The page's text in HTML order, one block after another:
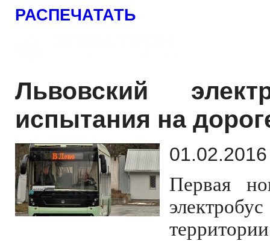
РАСПЕЧАТАТЬ
Львовский
испытания на
01.02.2016
Первая